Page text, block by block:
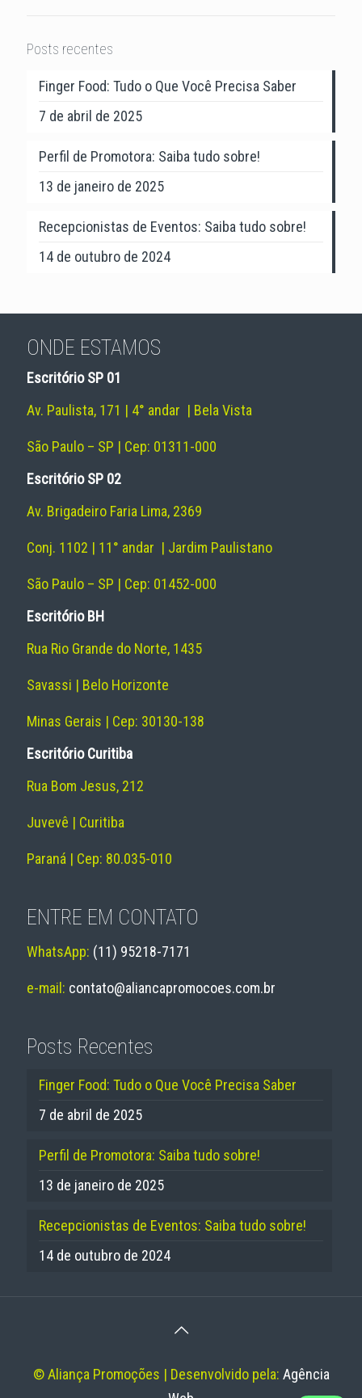
Posts recentes
Finger Food: Tudo o Que Você Precisa Saber
7 de abril de 2025
Perfil de Promotora: Saiba tudo sobre!
13 de janeiro de 2025
Recepcionistas de Eventos: Saiba tudo sobre!
14 de outubro de 2024
ONDE ESTAMOS
Escritório SP 01
Av. Paulista, 171 | 4° andar | Bela Vista
São Paulo – SP | Cep: 01311-000
Escritório SP 02
Av. Brigadeiro Faria Lima, 2369
Conj. 1102 | 11° andar | Jardim Paulistano
São Paulo – SP | Cep: 01452-000
Escritório BH
Rua Rio Grande do Norte, 1435
Savassi | Belo Horizonte
Minas Gerais | Cep: 30130-138
Escritório Curitiba
Rua Bom Jesus, 212
Juvevê | Curitiba
Paraná | Cep: 80.035-010
ENTRE EM CONTATO
WhatsApp: (11) 95218-7171
e-mail: contato@aliancapromocoes.com.br
Posts Recentes
Finger Food: Tudo o Que Você Precisa Saber
7 de abril de 2025
Perfil de Promotora: Saiba tudo sobre!
13 de janeiro de 2025
Recepcionistas de Eventos: Saiba tudo sobre!
14 de outubro de 2024
© Aliança Promoções | Desenvolvido pela: Agência